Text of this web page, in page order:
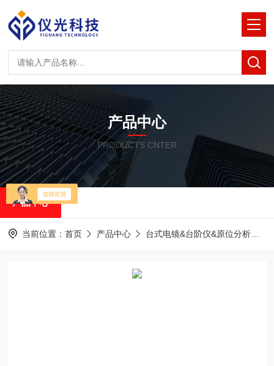
产品中心
PRODUCTS CNTER
产品中心
当前位置： 首页 产品中心 台式电镜&台阶仪&原位分析